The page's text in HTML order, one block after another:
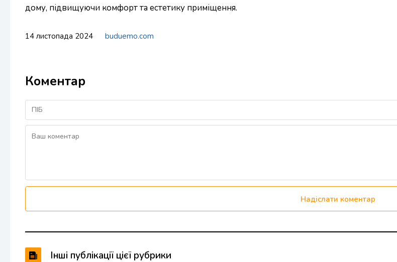
дому, підвищуючи комфорт та естетику приміщення.
14 листопада 2024 buduemo.com
Коментар
Надіслати коментар
Інші публікації цієї рубрики